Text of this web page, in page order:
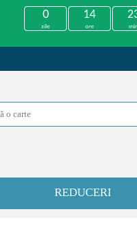
0
zile
14
ore
REDUCERI